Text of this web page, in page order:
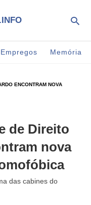
Empregos Memória
ENCONTRAM NOVA
de Direito
nova
das cabines do